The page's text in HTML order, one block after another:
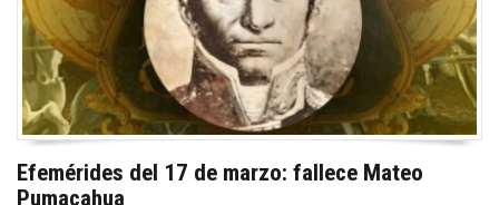
Efemérides del 17 de marzo: fallece Mateo
Pumacahua